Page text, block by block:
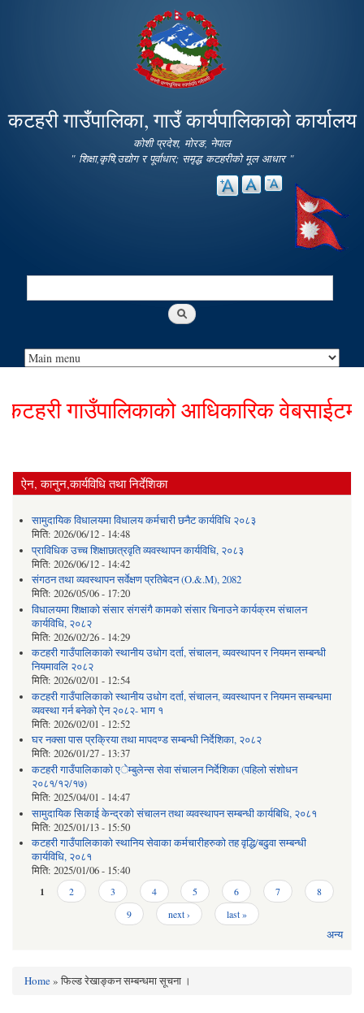
main
content
कटहरी गाउँपालिका, गाउँ कार्यपालिकाको कार्यालय
कोशी प्रदेश, मोरङ, नेपाल
" शिक्षा,कृषि,उद्योग र पूर्वाधार; समृद्ध कटहरीको मूल आधार "
Search
गाउँपालिकाको आधिकारिक वेबसाईटमा
ऐन, कानुन,कार्यविधि तथा निर्देशिका
सामुदायिक विधालयमा विधालय कर्मचारी छनैट कार्यविधि २०८३
मिति: 2026/06/12 - 14:48
प्राविधिक उच्च शिक्षाछात्रवृति व्यवस्थापन कार्यविधि, २०८३
मिति: 2026/06/12 - 14:42
संगठन तथा व्यवस्थापन सर्वेक्षण प्रतिबेदन (O.&.M), 2082
मिति: 2026/05/06 - 17:20
विधालयमा शिक्षाको संसार संगसंगै कामको संसार चिनाउने कार्यक्रम संचालन
कार्यविधि, २०८२
मिति: 2026/02/26 - 14:29
कटहरी गाउँपालिकाको स्थानीय उधोग दर्ता, संचालन, व्यवस्थापन र नियमन सम्बन्धी
नियमावलि २०८२
मिति: 2026/02/01 - 12:54
कटहरी गाउँपालिकाको स्थानीय उधोग दर्ता, संचालन, व्यवस्थापन र नियमन सम्बन्धमा
व्यवस्था गर्न बनेको ऐन २०८२- भाग १
मिति: 2026/02/01 - 12:52
घर नक्सा पास प्रक्रिया तथा मापदण्ड सम्बन्धी निर्देशिका, २०८२
मिति: 2026/01/27 - 13:37
कटहरी गाउँपालिकाको एेम्बुलेन्स सेवा संचालन निर्देशिका (पहिलो संशोधन
२०८१/१२/१७)
मिति: 2025/04/01 - 14:47
सामुदायिक सिकाई केन्द्रको संचालन तथा व्यवस्थापन सम्बन्धी कार्यबिधि, २०८१
मिति: 2025/01/13 - 15:50
कटहरी गाउँपालिकाको स्थानिय सेवाका कर्मचारीहरुको तह वृद्धि/बढुवा सम्बन्धी
कार्यविधि, २०८१
मिति: 2025/01/06 - 15:40
Pages
1 2 3 4 5 6 7
8
9
next › last »
अन्य
Home» फिल्ड रेखाङ्कन सम्बन्धमा सूचना ।